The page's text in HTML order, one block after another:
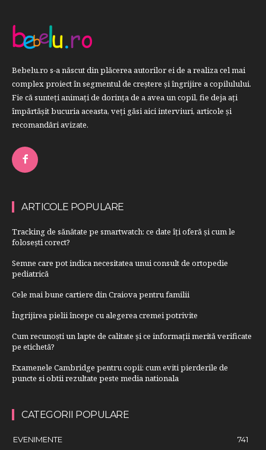
Bebelu.ro s-a născut din plăcerea autorilor ei de a realiza cel mai
complex proiect în segmentul de creştere şi îngrijire a copilulului.
Fie că sunteţi animaţi de dorinţa de a avea un copil, fie deja aţi
împărtăşit bucuria aceasta, veți găsi aici interviuri, articole şi
recomandări avizate.
ARTICOLE POPULARE
Tracking de sănătate pe smartwatch: ce date îți oferă și cum le
folosești corect?
Semne care pot indica necesitatea unui consult de ortopedie
pediatrică
Cele mai bune cartiere din Craiova pentru familii
Îngrijirea pielii începe cu alegerea cremei potrivite
Cum recunoști un lapte de calitate și ce informații merită verificate
pe etichetă?
Examenele Cambridge pentru copii: cum eviti pierderile de
puncte si obtii rezultate peste media nationala
CATEGORII POPULARE
EVENIMENTE
741